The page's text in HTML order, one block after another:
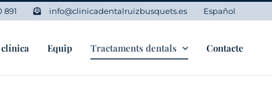
891 info@clinicadentalruizbusquets.es Español
Equip Tractaments dentals Contacte